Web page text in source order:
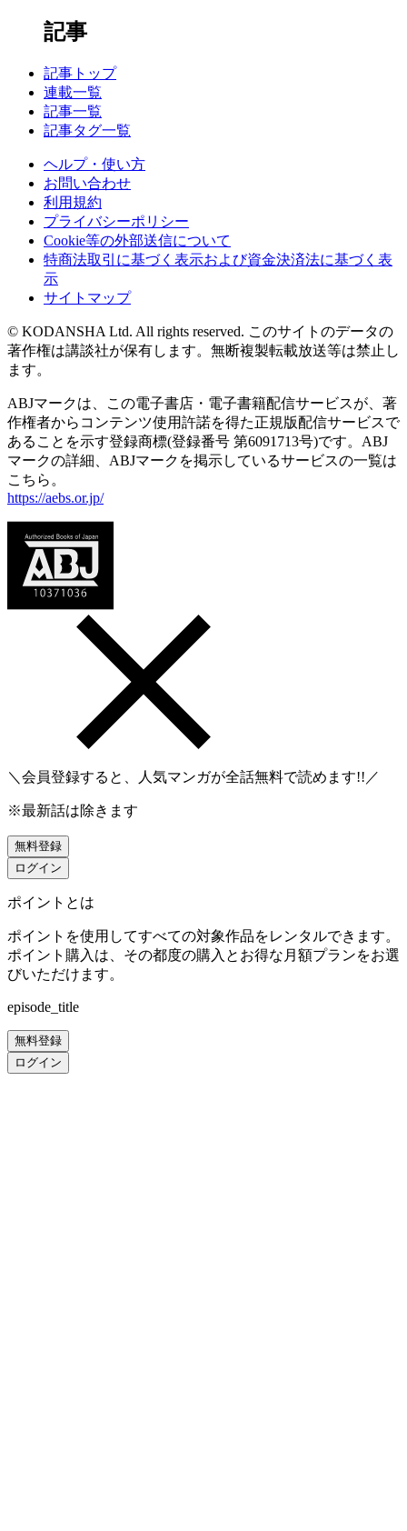
記事
記事トップ
連載一覧
記事一覧
記事タグ一覧
ヘルプ・使い方
お問い合わせ
利用規約
プライバシーポリシー
Cookie等の外部送信について
特商法取引に基づく表示および資金決済法に基づく表
示
サイトマップ
© KODANSHA Ltd. All rights reserved. このサイトのデータの
著作権は講談社が保有します。無断複製転載放送等は禁止し
ます。
ABJマークは、この電子書店・電子書籍配信サービスが、著
作権者からコンテンツ使用許諾を得た正規版配信サービスで
あることを示す登録商標(登録番号 第6091713号)です。ABJ
マークの詳細、ABJマークを掲示しているサービスの一覧は
こちら。
https://aebs.or.jp/
＼会員登録すると、人気マンガが全話無料で読めます!!／
※最新話は除きます
無料登録
ログイン
ポイントとは
ポイントを使用してすべての対象作品をレンタルできます。
ポイント購入は、その都度の購入とお得な月額プランをお選
びいただけます。
episode_title
無料登録
ログイン